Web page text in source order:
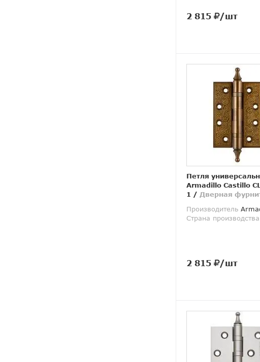
2 815 /шт
Петля
Armadillo Castillo
1 / Дверная
Производитель
Страна производства
2 815 /шт